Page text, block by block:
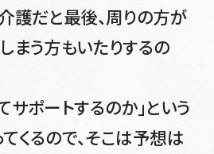
護だと最後、周りの方が
まう方もいたりするの
サポートするのか」という
くるので、そこは予想は